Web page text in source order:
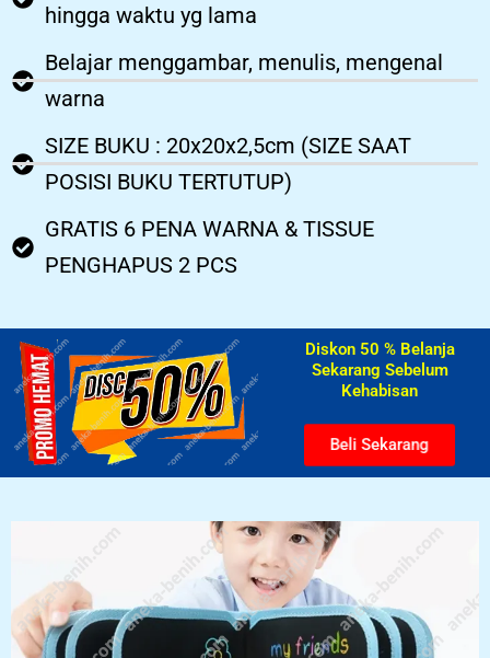
hingga waktu yg lama
Belajar menggambar, menulis, mengenal
warna
SIZE BUKU : 20x20x2,5cm (SIZE SAAT
POSISI BUKU TERTUTUP)
GRATIS 6 PENA WARNA & TISSUE
PENGHAPUS 2 PCS
Diskon 50 % Belanja
Sekarang Sebelum
Kehabisan​
Beli Sekarang